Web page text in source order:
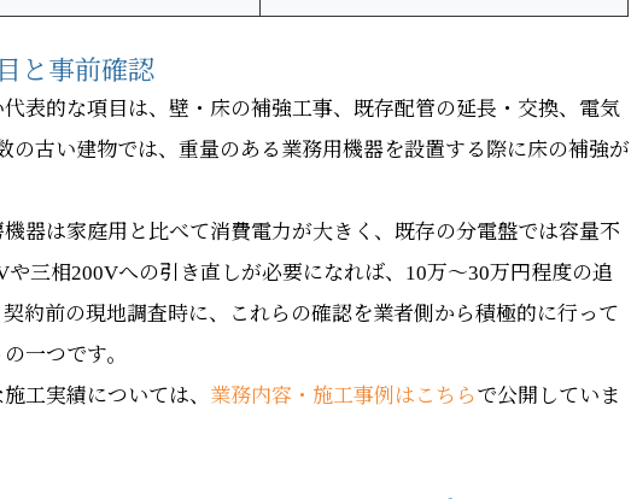
と事前確認
表的な項目は、壁・床の補強工事、既存配管の延長・交換、電気
の古い建物では、重量のある業務用機器を設置する際に床の補強が
器は家庭用と比べて消費電力が大きく、既存の分電盤では容量不
三相200Vへの引き直しが必要になれば、10万〜30万円程度の追
約前の現地調査時に、これらの確認を業者側から積極的に行って
一つです。
工実績については、 業務内容・施工事例はこちら で公開していま